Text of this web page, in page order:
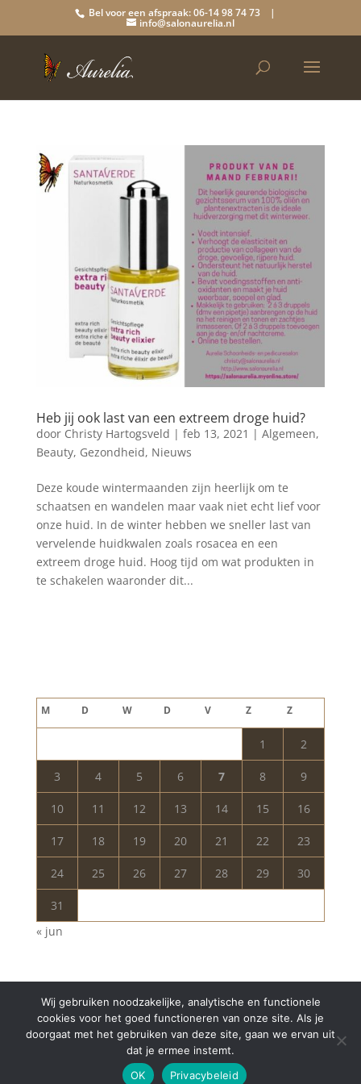
Bel voor een afspraak: 06-14 98 74 73 |
info@salonaurelia.nl
Heb jij ook last van een extreem droge huid?
door Christy Hartogsveld | feb 13, 2021 | Algemeen,
Beauty, Gezondheid, Nieuws
Deze koude wintermaanden zijn heerlijk om te
schaatsen en wandelen maar vaak niet echt lief voor
onze huid. In de winter hebben we sneller last van
vervelende huidkwalen zoals rosacea en een
extreem droge huid. Hoog tijd om wat produkten in
te schakelen waaronder dit...
M D W D V Z Z
1 2
3 4 5 6 7 8 9
10 11 12 13 14 15 16
17 18 19 20 21 22 23
24 25 26 27 28 29 30
31
« jun
Copyright © 2024 Aurelia Schoonheidssalon | All
Rights Reserved | WebdesignAppdsgn
Wij gebruiken noodzakelijke, analytische en functionele
cookies voor het goed functioneren van onze site. Als je
doorgaat met het gebruiken van deze site, gaan we ervan uit
dat je ermee instemt.
OK
Privacybeleid